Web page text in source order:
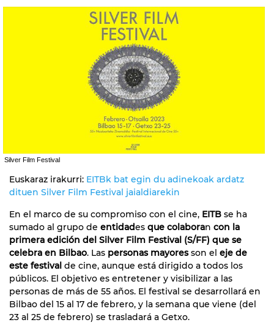
Silver Film Festival
Euskaraz irakurri: EITBk bat egin du adinekoak ardatz
dituen Silver Film Festival jaialdiarekin
En el marco de su compromiso con el cine, EITB se ha
sumado al grupo de entidades que colaboran con la
primera edición del Silver Film Festival (S/FF) que se
celebra en Bilbao. Las personas mayoresson el eje de
este festival de cine, aunque está dirigido a todos los
públicos. El objetivo es entretener y visibilizar a las
personas de más de 55 años. El festival se desarrollará en
Bilbao del 15 al 17 de febrero, y la semana que viene (del
23 al 25 de febrero) se trasladará a Getxo.